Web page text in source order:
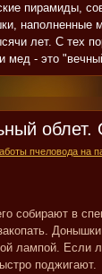
пирамиды,
наполненные
лет. С тех
мед - это
пчеловода на
собирают в
лампой.
поджигают.